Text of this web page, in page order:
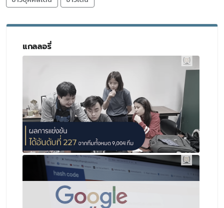
แกลลอรี่